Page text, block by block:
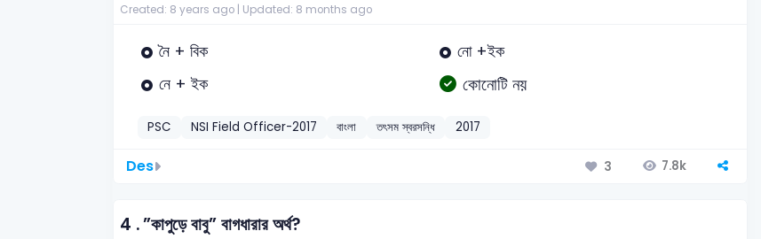
Created: 8 years ago | Updated: 8 months ago
নৈ + বিক
নো +ইক
নে + ইক
কোনোটি নয়
PSC NSI Field Officer-2017 বাংলা তৎসম স্বরসন্ধি 2017
Des 3 7.8k
4 .”কাপুড়ে বাবু” বাগধারার অর্থ?